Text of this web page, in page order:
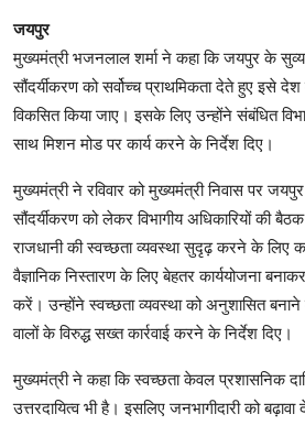
जयपुर
मुख्यमंत्री भजनलाल शर्मा ने कहा कि जयपुर के
सौंदर्यीकरण को सर्वोच्च प्राथमिकता देते हुए इसे
विकसित किया जाए। इसके लिए उन्होंने संबंधित
साथ मिशन मोड पर कार्य करने के निर्देश दिए।
मुख्यमंत्री ने रविवार को मुख्यमंत्री निवास पर
सौंदर्यीकरण को लेकर विभागीय अधिकारियों की
राजधानी की स्वच्छता व्यवस्था सुदृढ़ करने के लिए
वैज्ञानिक निस्तारण के लिए बेहतर कार्ययोजना
करें। उन्होंने स्वच्छता व्यवस्था को अनुशासित
वालों के विरुद्ध सख्त कार्रवाई करने के निर्देश दिए।
मुख्यमंत्री ने कहा कि स्वच्छता केवल प्रशासनिक
उत्तरदायित्व भी है। इसलिए जनभागीदारी को